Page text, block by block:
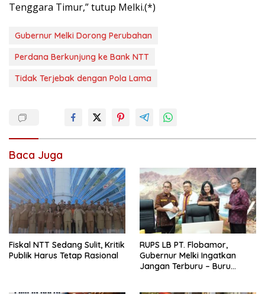
Tenggara Timur,” tutup Melki.(*)
Gubernur Melki Dorong Perubahan
Perdana Berkunjung ke Bank NTT
Tidak Terjebak dengan Pola Lama
Baca Juga
Fiskal NTT Sedang Sulit, Kritik
Publik Harus Tetap Rasional
RUPS LB PT. Flobamor,
Gubernur Melki Ingatkan
Jangan Terburu – Buru